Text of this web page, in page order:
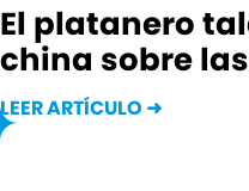
El platanero
china sobre
LEER ARTÍCULO ➜